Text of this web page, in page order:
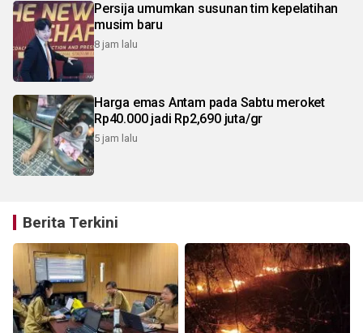
Persija umumkan susunan tim kepelatihan
musim baru
8 jam lalu
Harga emas Antam pada Sabtu meroket
Rp40.000 jadi Rp2,690 juta/gr
5 jam lalu
Berita Terkini